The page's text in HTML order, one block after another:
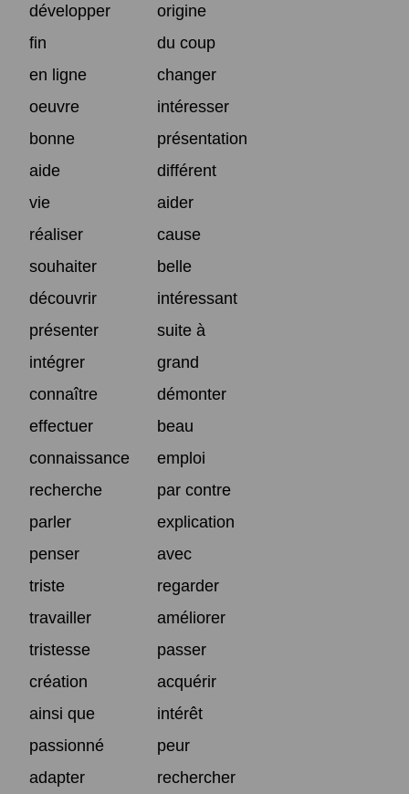
développer
origine
fin
du coup
en ligne
changer
oeuvre
intéresser
bonne
présentation
aide
différent
vie
aider
réaliser
cause
souhaiter
belle
découvrir
intéressant
présenter
suite à
intégrer
grand
connaître
démonter
effectuer
beau
connaissance
emploi
recherche
par contre
parler
explication
penser
avec
triste
regarder
travailler
améliorer
tristesse
passer
création
acquérir
ainsi que
intérêt
passionné
peur
adapter
rechercher